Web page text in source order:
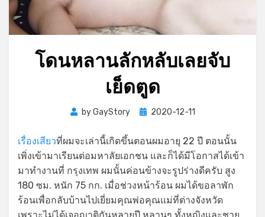
โดนหลานลักหลับเลยจับ
เย็ดตูด
byGayStory
Posted
2020-12-11
เรื่องเสียวที่ผมจะเล่านี้เกิดขึ้นตอนผมอายุ 22 ปี ตอนนั้น
เพิ่งเข้ามาเรียนต่อมหาลัยเอกชน และก็ได้มีโอกาสได้เข้า
มาทำงานที่ กรุงเทพ ผมนั้นค่อนข้างจะรูปร่างดีครับ สูง
180 ซม. หนัก 75 กก. เมื่อช่วงหน้าร้อน ผมได้ขอลาพัก
ร้อนเพื่อกลับบ้านไปเยี่ยมคุณพ่อคุณแม่ที่ต่างจังหวัด